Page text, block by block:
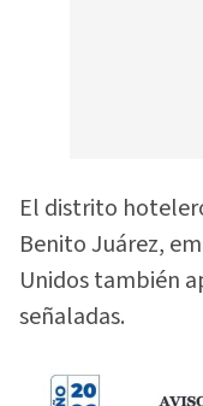
El distrito
Benito Juárez,
Unidos también
señaladas.